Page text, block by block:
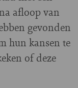
afloop van
gevonden
hun kansen te
of deze